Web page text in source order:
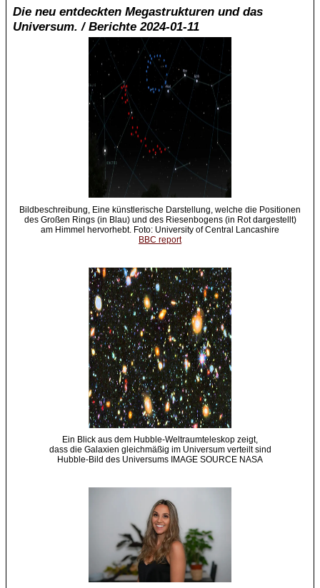
Die neu entdeckten Megastrukturen und das
Universum. / Berichte 2024-01-11
Bildbeschreibung, Eine künstlerische Darstellung, welche die Positionen
des Großen Rings (in Blau) und des Riesenbogens (in Rot dargestellt)
am Himmel hervorhebt. Foto: University of Central Lancashire
BBC report
Ein Blick aus dem Hubble-Weltraumteleskop zeigt,
dass die Galaxien gleichmäßig im Universum verteilt sind
Hubble-Bild des Universums IMAGE SOURCE NASA